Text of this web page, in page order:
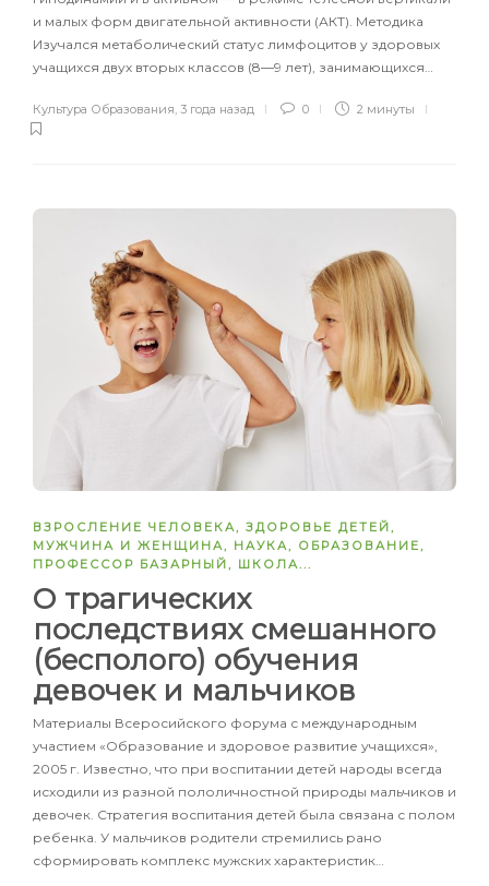
и малых форм двигательной активности (АКТ). Методика
Изучался метаболический статус лимфоцитов у здоровых
учащихся двух вторых классов (8―9 лет), занимающихся…
Культура Образования 3 года назад 0 2 минуты
ВЗРОСЛЕНИЕ ЧЕЛОВЕКА , ЗДОРОВЬЕ ДЕТЕЙ ,
МУЖЧИНА И ЖЕНЩИНА , НАУКА , ОБРАЗОВАНИЕ ,
ПРОФЕССОР БАЗАРНЫЙ , ШКОЛА
О трагических
последствиях смешанного
(бесполого) обучения
девочек и мальчиков
Материалы Всеросийского форума с международным
участием «Образование и здоровое развитие учащихся»,
2005 г. Известно, что при воспитании детей народы всегда
исходили из разной пололичностной природы мальчиков и
девочек. Стратегия воспитания детей была связана с полом
ребенка. У мальчиков родители стремились рано
сформировать комплекс мужских характеристик…